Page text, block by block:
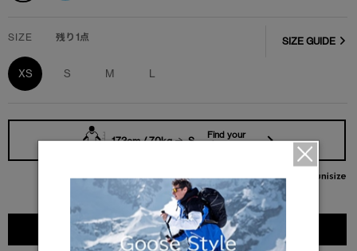
SIZE 残り1点
XS S M L
SIZE GUIDE
173cm / 70kg S
Find your
カートに入れる